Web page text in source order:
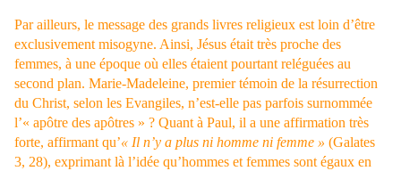
Par ailleurs, le message des grands livres religieux est loin d’être
exclusivement misogyne. Ainsi, Jésus était très proche des
femmes, à une époque où elles étaient pourtant reléguées au
second plan. Marie-Madeleine, premier témoin de la résurrection
du Christ, selon les Evangiles, n’est-elle pas parfois surnommée
l’« apôtre des apôtres » ? Quant à Paul, il a une affirmation très
forte, affirmant qu’« Il n’y a plus ni homme ni femme » (Galates
3, 28), exprimant là l’idée qu’hommes et femmes sont égaux en